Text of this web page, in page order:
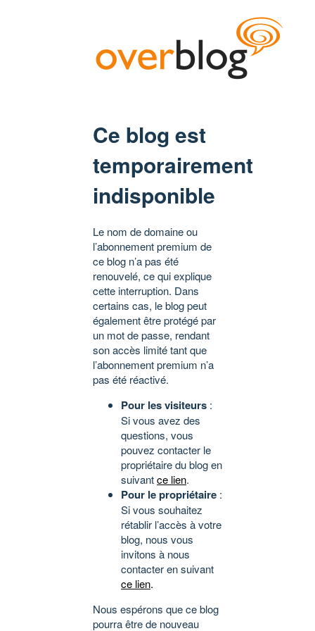
Ce blog est
temporairement
indisponible
Le nom de domaine ou
l’abonnement premium de
ce blog n’a pas été
renouvelé, ce qui explique
cette interruption. Dans
certains cas, le blog peut
également être protégé par
un mot de passe, rendant
son accès limité tant que
l’abonnement premium n’a
pas été réactivé.
Pour les visiteurs :
Si vous avez des
questions, vous
pouvez contacter le
propriétaire du blog en
suivantce lien.
Pour le propriétaire :
Si vous souhaitez
rétablir l’accès à votre
blog, nous vous
invitons à nous
contacter en suivant
ce lien.
Nous espérons que ce blog
pourra être de nouveau